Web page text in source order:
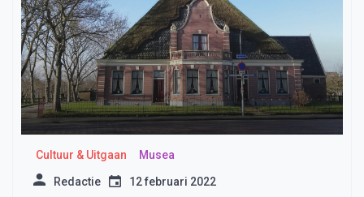
Cultuur & Uitgaan Musea
Redactie 12 februari 2022